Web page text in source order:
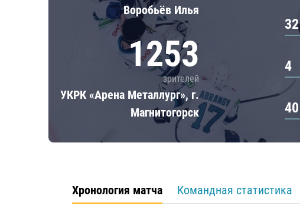
Воробьёв Илья
1253
зрителей
УКРК «Арена Металлург», г.
Магнитогорск
32
4
40
Хронология матча Командная статистика